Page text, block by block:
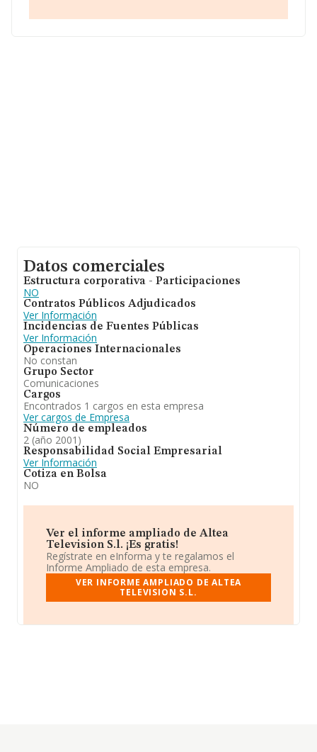
Datos comerciales
Estructura corporativa - Participaciones
NO
Contratos Públicos Adjudicados
Ver Información
Incidencias de Fuentes Públicas
Ver Información
Operaciones Internacionales
No constan
Grupo Sector
Comunicaciones
Cargos
Encontrados 1 cargos en esta empresa
Ver cargos de Empresa
Número de empleados
2 (año 2001)
Responsabilidad Social Empresarial
Ver Información
Cotiza en Bolsa
NO
Ver el informe ampliado de Altea
Television S.l. ¡Es gratis!
Regístrate en eInforma y te regalamos el
Informe Ampliado de esta empresa.
VER INFORME AMPLIADO DE ALTEA
TELEVISION S.L.